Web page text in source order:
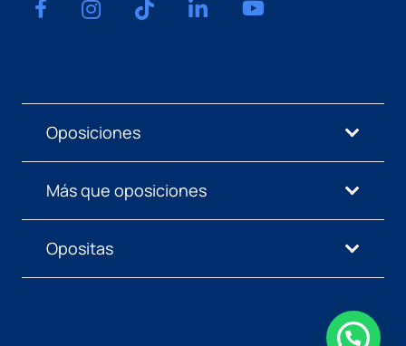
Oposiciones
Más que oposiciones
Opositas